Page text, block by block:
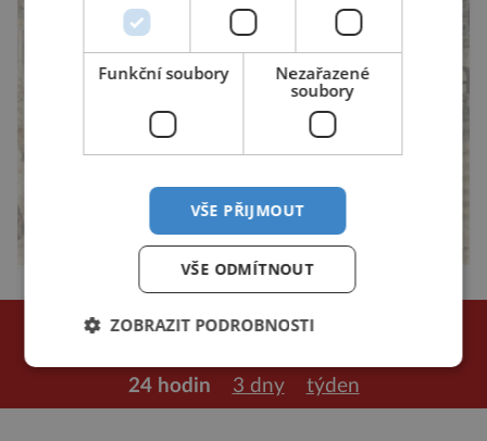
NEJČTENĚJŠÍ ČLÁNKY
24 hodin 3 dny týden
Funkční soubory
Nezařazené
soubory
VŠE PŘIJMOUT
VŠE ODMÍTNOUT
ZOBRAZIT PODROBNOSTI